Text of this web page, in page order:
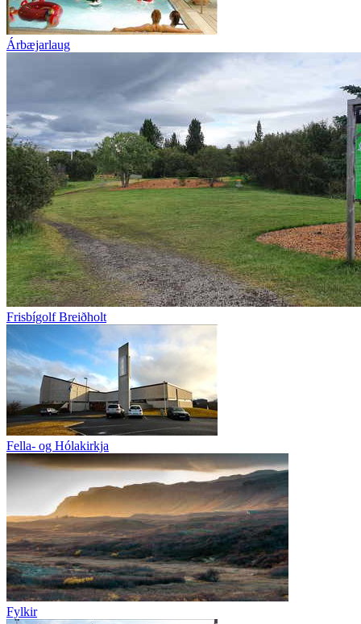
Árbæjarlaug
Frisbígolf Breiðholt
Fella- og Hólakirkja
Fylkir